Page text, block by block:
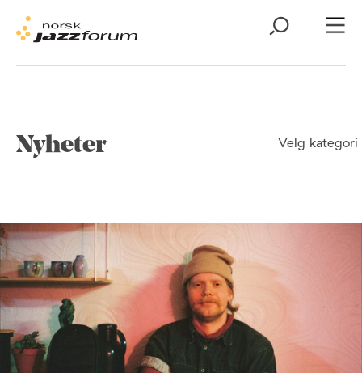
Velg kategori
Nyheter